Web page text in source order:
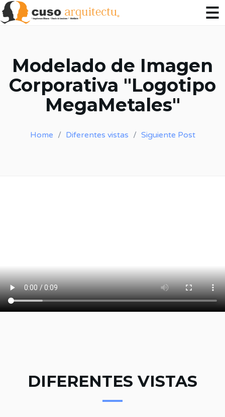
Modelado de Imagen
Corporativa "Logotipo
MegaMetales"
Home Diferentes vistas Siguiente Post
DIFERENTES VISTAS